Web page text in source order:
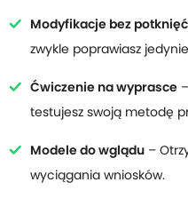
Modyfikacje bez potknięć
zwykle poprawiasz
Ćwiczenie na wyprasce
testujesz swoją metodę
Modele do wglądu –
wyciągania wniosków.